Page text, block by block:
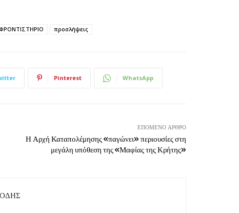
προσλήψεις
Pinterest WhatsApp
ΕΠΌΜΕΝΟ ΆΡΘΡΟ
Η Αρχή Καταπολέμησης «παγώνει» περιουσίες στη
μεγάλη υπόθεση της «Μαφίας της Κρήτης»